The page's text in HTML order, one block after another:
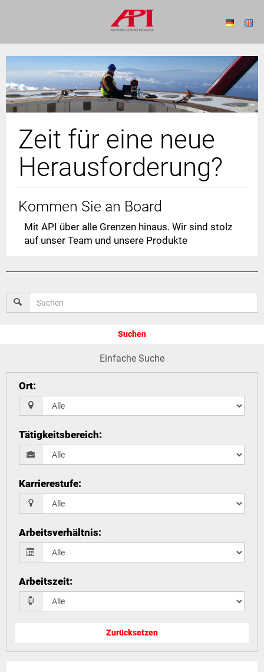
Zeit für eine neue
Herausforderung?
Kommen Sie an Board
Mit API über alle Grenzen hinaus. Wir sind stolz
auf unser Team und unsere Produkte
Suchen
Einfache Suche
Ort:
Tätigkeitsbereich:
Karrierestufe:
Arbeitsverhältnis:
Arbeitszeit:
Zurücksetzen